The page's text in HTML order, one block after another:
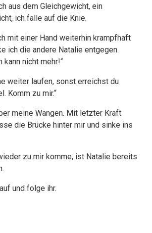
aus dem Gleichgewicht, ein
ich falle auf die Knie.
mit einer Hand weiterhin krampfhaft
ich die andere Natalie entgegen.
kann nicht mehr!“
weiter laufen, sonst erreichst du
Komm zu mir.“
meine Wangen. Mit letzter Kraft
die Brücke hinter mir und sinke ins
zu mir komme, ist Natalie bereits
und folge ihr.